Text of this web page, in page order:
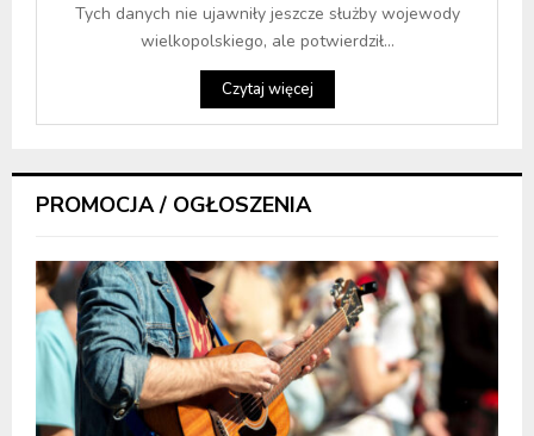
Tych danych nie ujawniły jeszcze służby wojewody
wielkopolskiego, ale potwierdził...
Czytaj więcej
PROMOCJA / OGŁOSZENIA